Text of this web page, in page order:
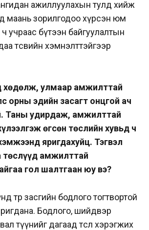
ажиллуулахын тулд хийж
маань зорилгодоо хүрсэн юм
учраас бүтээн байгуулалтын
төсвийн хэмнэлттэйгээр
хөдөлж, улмаар амжилттай
орны эдийн засагт онцгой ач
Таны удирдаж, амжилттай
өгсөн төслийн хувьд ч
яригдахуйц. Тэгвэл
амжилттай
гол шалтгаан юу вэ?
төр засгийн бодлого тогтвортой
Бодлого, шийдвэр
түүнийг дагаад төсөл хэрэгжих